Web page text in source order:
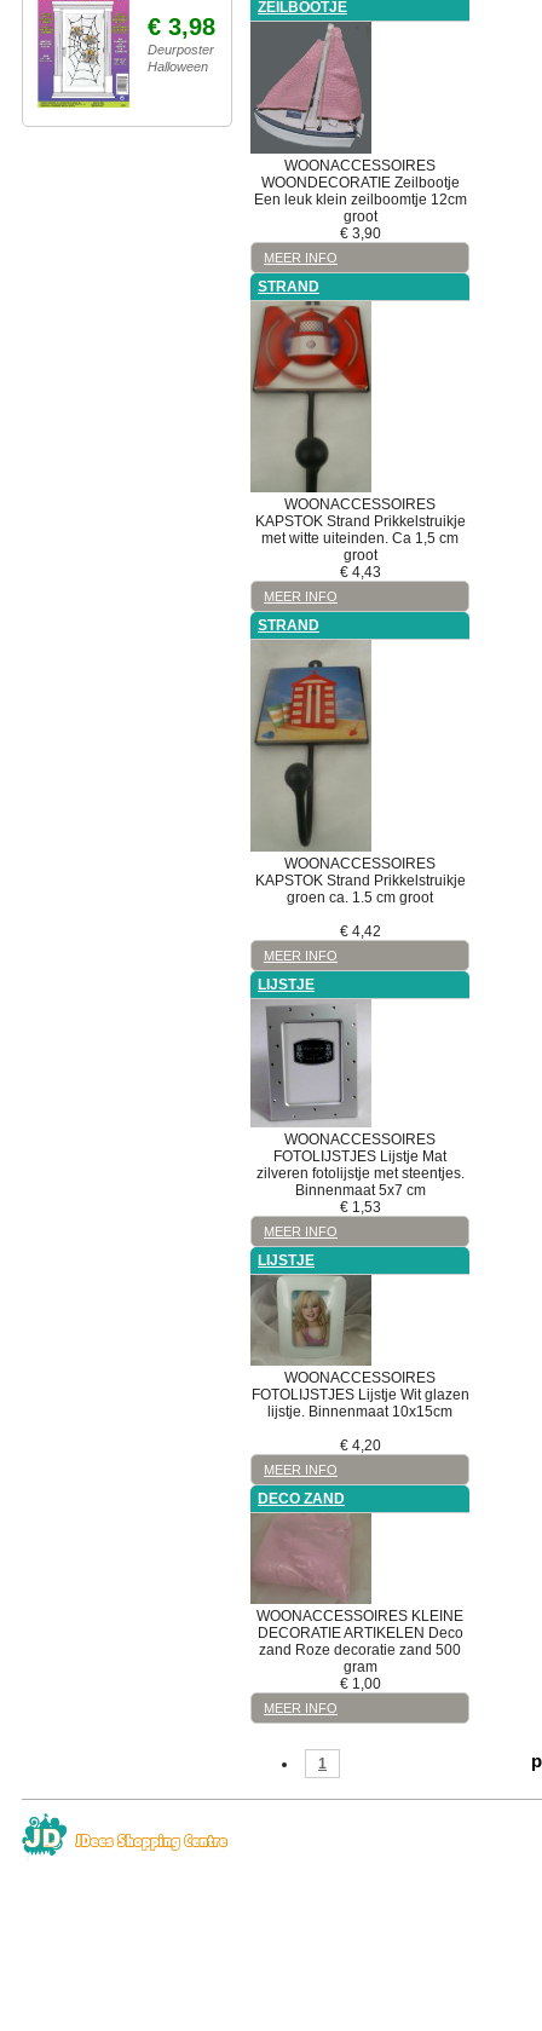
€ 3,98
Deurposter
Halloween
ZEILBOOTJE
WOONACCESSOIRES
WOONDECORATIE Zeilbootje
Een leuk klein zeilboomtje 12cm
groot
€ 3,90
MEER INFO
STRAND
WOONACCESSOIRES
KAPSTOK Strand Prikkelstruikje
met witte uiteinden. Ca 1,5 cm
groot
€ 4,43
MEER INFO
STRAND
WOONACCESSOIRES
KAPSTOK Strand Prikkelstruikje
groen ca. 1.5 cm groot
€ 4,42
MEER INFO
LIJSTJE
WOONACCESSOIRES
FOTOLIJSTJES Lijstje Mat
zilveren fotolijstje met steentjes.
Binnenmaat 5x7 cm
€ 1,53
MEER INFO
LIJSTJE
WOONACCESSOIRES
FOTOLIJSTJES Lijstje Wit glazen
lijstje. Binnenmaat 10x15cm
€ 4,20
MEER INFO
DECO ZAND
WOONACCESSOIRES KLEINE
DECORATIE ARTIKELEN Deco
zand Roze decoratie zand 500
gram
€ 1,00
MEER INFO
1